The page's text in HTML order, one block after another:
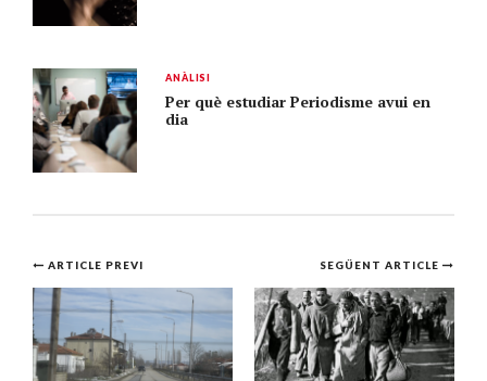
ANÀLISI
Per què estudiar Periodisme avui en
dia
Navegació
per
l'article
SEGÜENT ARTICLE
ARTICLE PREVI